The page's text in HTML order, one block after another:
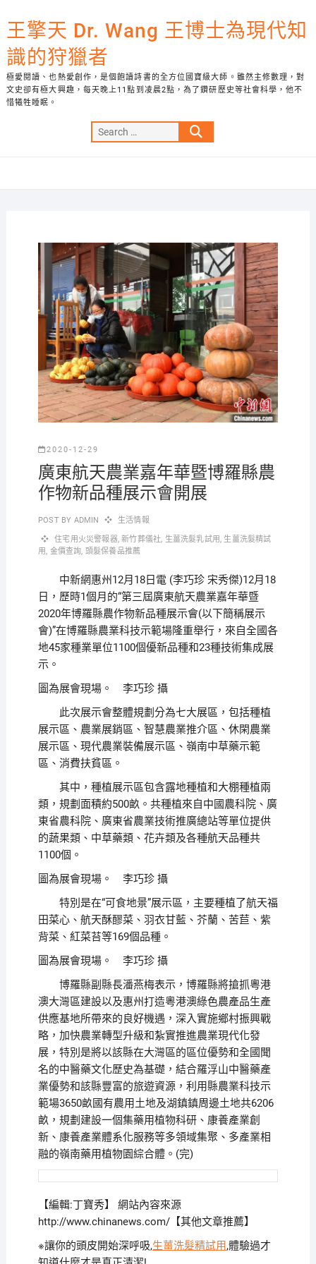
to
content
王擎天 Dr. Wang 王博士為現代知
識的狩獵者
極愛閱讀、也熱愛創作，是個飽讀詩書的全方位國寶級大師。雖然主修數理，對
文史卻有極大興趣，每天晚上11點到凌晨2點，為了鑽研歷史等社會科學，他不
惜犧牲睡眠。
Search
…
2020-12-29
廣東航天農業嘉年華暨博羅縣農
作物新品種展示會開展
POST BY ADMIN 生活情報
住宅用火災警報器,新竹葬儀社, 生薑洗髮乳試用, 生薑洗髮精試
用, 金價查詢, 頭髮保養品推薦
中新網惠州12月18日電 (李巧珍 宋秀傑)12月18
日，歷時1個月的“第三屆廣東航天農業嘉年華暨
2020年博羅縣農作物新品種展示會(以下簡稱展示
會)”在博羅縣農業科技示範場隆重舉行，來自全國各
地45家種業單位1100個優新品種和23種技術集成展
示。
圖為展會現場。 李巧珍 攝
此次展示會整體規劃分為七大展區，包括種植
展示區、農業展銷區、智慧農業推介區、休閑農業
展示區、現代農業裝備展示區、嶺南中草藥示範
區、消費扶貧區。
其中，種植展示區包含露地種植和大棚種植兩
類，規劃面積約500畝。共種植來自中國農科院、廣
東省農科院、廣東省農業技術推廣總站等單位提供
的蔬果類、中草藥類、花卉類及各種航天品種共
1100個。
圖為展會現場。 李巧珍 攝
特別是在“可食地景”展示區，主要種植了航天福
田菜心、航天酥醪菜、羽衣甘藍、芥蘭、苦苣、紫
背菜、紅菜苔等169個品種。
圖為展會現場。 李巧珍 攝
博羅縣副縣長潘燕梅表示，博羅縣將搶抓粵港
澳大灣區建設以及惠州打造粵港澳綠色農產品生產
供應基地所帶來的良好機遇，深入實施鄉村振興戰
略，加快農業轉型升級和紮實推進農業現代化發
展，特別是將以該縣在大灣區的區位優勢和全國聞
名的中醫藥文化歷史為基礎，結合羅浮山中醫藥產
業優勢和該縣豐富的旅遊資源，利用縣農業科技示
範場3650畝國有農用土地及湖鎮鎮周邊土地共6206
畝，規劃建設一個集藥用植物科研、康養產業創
新、康養產業體系化服務等多領域集聚、多產業相
融的嶺南藥用植物園綜合體。(完)
【編輯:丁寶秀】 網站內容來源
http://www.chinanews.com/【其他文章推薦】
※讓你的頭皮開始深呼吸,生薑洗髮精試用,體驗過才